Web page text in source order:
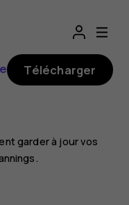
Télécharger
garder à jour vos